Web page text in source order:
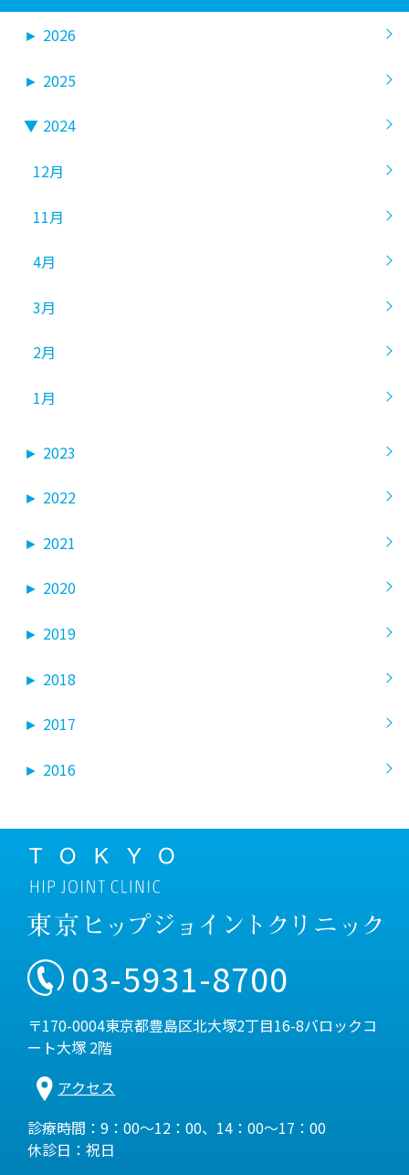
► 2026
► 2025
▼ 2024
12月
11月
4月
3月
2月
1月
► 2023
► 2022
► 2021
► 2020
► 2019
► 2018
► 2017
► 2016
03-5931-8700
〒170-0004東京都豊島区北大塚2丁目16-8バロックコ
ート大塚 2階
アクセス
診療時間：9：00～12：00、14：00～17：00
休診日：祝日